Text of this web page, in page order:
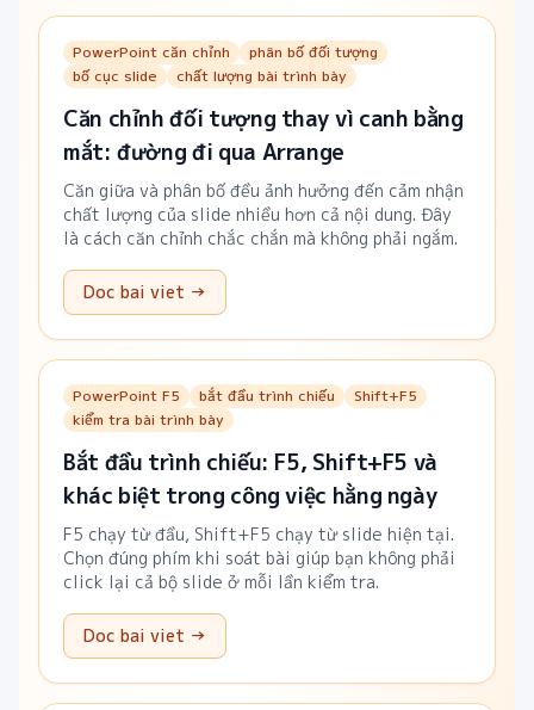
PowerPoint căn chỉnh
phân bố đối tượng
bố cục slide
chất lượng bài trình bày
Căn chỉnh đối tượng thay vì canh bằng
mắt: đường đi qua Arrange
Căn giữa và phân bố đều ảnh hưởng đến cảm nhận
chất lượng của slide nhiều hơn cả nội dung. Đây
là cách căn chỉnh chắc chắn mà không phải ngắm.
Doc bai viet →
PowerPoint F5 bắt đầu trình chiếu
Shift+F5
kiểm tra bài trình bày
Bắt đầu trình chiếu: F5, Shift+F5 và
khác biệt trong công việc hằng ngày
F5 chạy từ đầu, Shift+F5 chạy từ slide hiện tại.
Chọn đúng phím khi soát bài giúp bạn không phải
click lại cả bộ slide ở mỗi lần kiểm tra.
Doc bai viet →